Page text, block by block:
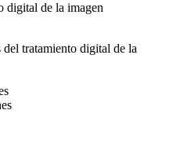
digital de la imagen
tratamiento digital de la